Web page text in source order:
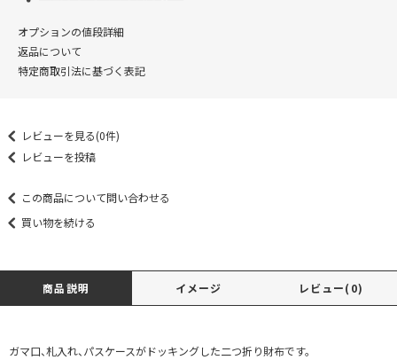
オプションの値段詳細
返品について
特定商取引法に基づく表記
レビューを見る(0件)
レビューを投稿
この商品について問い合わせる
買い物を続ける
商品説明 イメージ レビュー(0)
ガマ口、札入れ、パスケースがドッキングした二つ折り財布です。